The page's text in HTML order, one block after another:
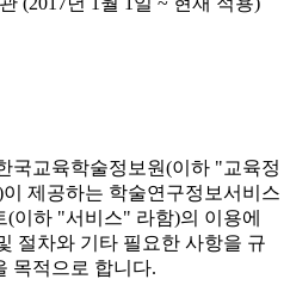
국교육학술정보원(이하 "교육정
제공하는 학술연구정보서비스
(이하 "서비스" 라함)의 이용에
절차와 기타 필요한 사항을 규
목적으로 합니다.